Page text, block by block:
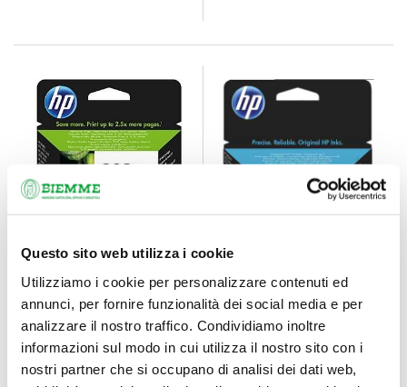
Questo sito web utilizza i cookie
Utilizziamo i cookie per personalizzare contenuti ed
annunci, per fornire funzionalità dei social media e per
analizzare il nostro traffico. Condividiamo inoltre
informazioni sul modo in cui utilizza il nostro sito con i
nostri partner che si occupano di analisi dei dati web,
INK-JET HP F6U68AE
302 XL NERO
HP
INK-JET HP N9K05AE
304 COLORE
HP